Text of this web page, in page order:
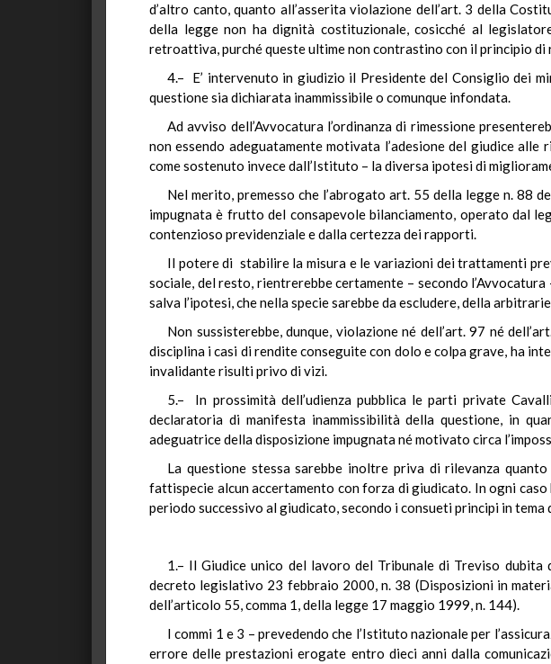
d’altro canto, quanto all’asserita violazione dell’art. 3 della
della legge non ha dignità costituzionale, cosicché al
retroattiva, purché queste ultime non contrastino con il principio
4.– E’ intervenuto in giudizio il Presidente del Consiglio dei
questione sia dichiarata inammissibile o comunque infondata.
Ad avviso dell’Avvocatura l’ordinanza di rimessione
non essendo adeguatamente motivata l’adesione del giudice
come sostenuto invece dall’Istituto – la diversa ipotesi di
Nel merito, premesso che l’abrogato art. 55 della legge n. 88
impugnata è frutto del consapevole bilanciamento, operato dal
contenzioso previdenziale e dalla certezza dei rapporti.
Il potere di stabilire la misura e le variazioni dei trattamenti
sociale, del resto, rientrerebbe certamente – secondo
salva l’ipotesi, che nella specie sarebbe da escludere, della
Non sussisterebbe, dunque, violazione né dell’art. 97 né
disciplina i casi di rendite conseguite con dolo e colpa grave, ha
invalidante risulti privo di vizi.
5.– In prossimità dell’udienza pubblica le parti private
declaratoria di manifesta inammissibilità della questione, in
adeguatrice della disposizione impugnata né motivato circa
La questione stessa sarebbe inoltre priva di rilevanza
fattispecie alcun accertamento con forza di giudicato. In ogni
periodo successivo al giudicato, secondo i consueti principi in tema
1.– Il Giudice unico del lavoro del Tribunale di Treviso
decreto legislativo 23 febbraio 2000, n. 38 (Disposizioni in
dell’articolo 55, comma 1, della legge 17 maggio 1999, n. 144).
I commi 1 e 3 – prevedendo che l’Istituto nazionale per
errore delle prestazioni erogate entro dieci anni dalla